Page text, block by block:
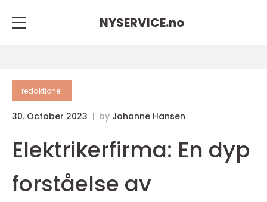
NYSERVICE.no
redaktionel
30. October 2023 by Johanne Hansen
Elektrikerfirma: En dyp
forståelse av